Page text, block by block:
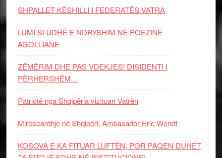
SHPALLET KËSHILLI I FEDERATËS VATRA
LUMI SI UDHË E NDRYSHIM NË POEZINË
AGOLLIANE
ZËMËRIM DHE PAS VDEKJES! DISIDENTI I
PËRHERSHËM…
Patriotë nga Shqipëria vizituan Vatrën
Mirëseardhje në Shqipëri, Ambasador Eric Wendt
KOSOVA E KA FITUAR LUFTËN, POR PAQEN DUHET